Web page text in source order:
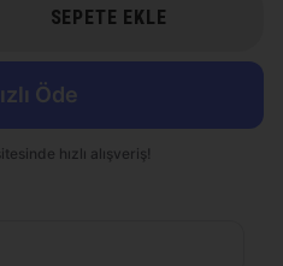
SEPETE EKLE